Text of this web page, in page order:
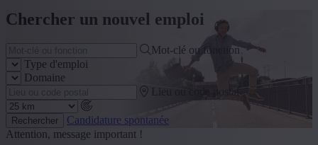
Chercher un nouvel emploi
Mot-clé ou fonction
Type d'emploi
Domaine
Lieu ou code postal
Rechercher
Candidature spontanée
Attention, message important !